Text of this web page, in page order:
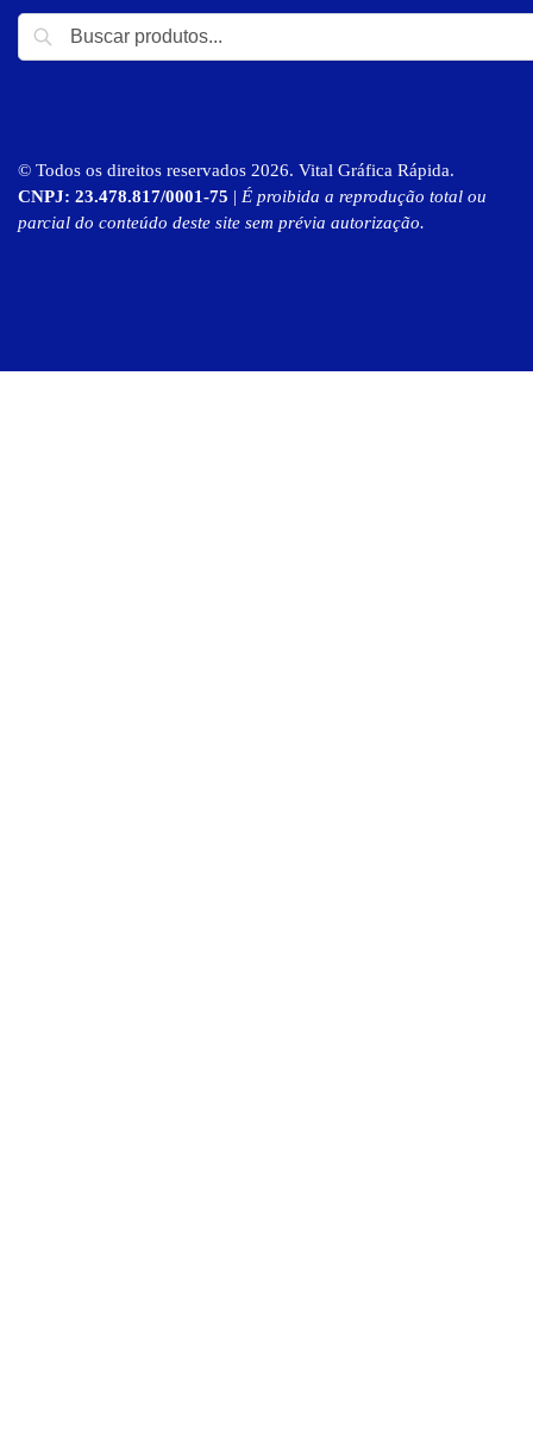
© Todos os direitos reservados 2026. Vital Gráfica Rápida.
CNPJ: 23.478.817/0001-75 | É proibida a reprodução total ou
parcial do conteúdo deste site sem prévia autorização.